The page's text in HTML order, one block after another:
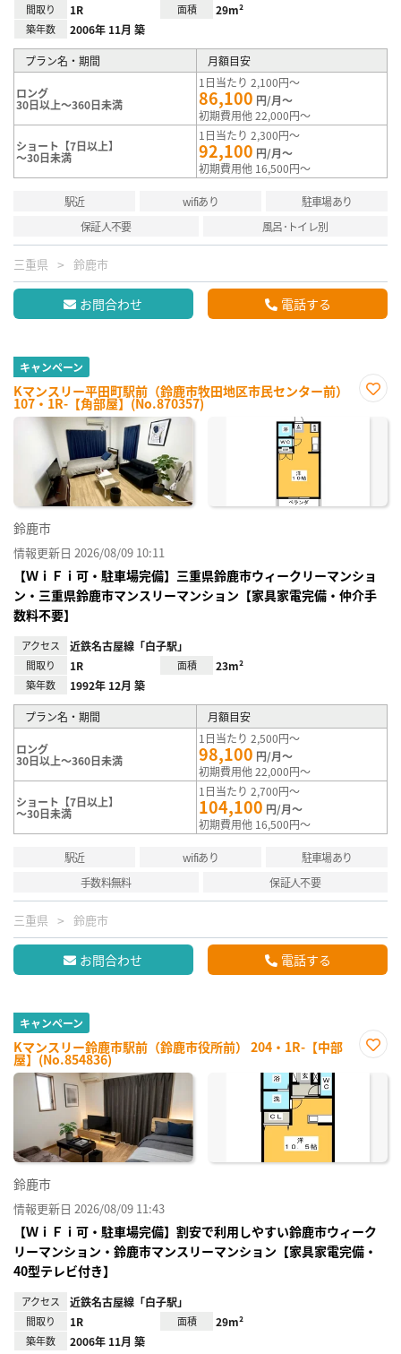
間取り 1R 面積 29m²
築年数 2006年 11月 築
プラン名・期間 月額目安
ロング
30日以上～360日未満
1日当たり 2,100円～
86,100 円/月～
初期費用他 22,000円～
ショート【7日以上】
～30日未満
1日当たり 2,300円～
92,100 円/月～
初期費用他 16,500円～
駅近 wifiあり
駐車場あり
保証人不要
風呂･トイレ別
三重県 鈴鹿市
お問合わせ 電話する
キャンペーン
Kマンスリー平田町駅前（鈴鹿市牧田地区市民センター前）
107・1R-【角部屋】(No.870357)
に入
鈴鹿市
情報更新日 2026/08/09 10:11
【ＷｉＦｉ可・駐車場完備】三重県鈴鹿市ウィークリーマンショ
ン・三重県鈴鹿市マンスリーマンション【家具家電完備・仲介手
数料不要】
アクセス 近鉄名古屋線「白子駅」
間取り 1R 面積 23m²
築年数 1992年 12月 築
プラン名・期間 月額目安
ロング
30日以上～360日未満
1日当たり 2,500円～
98,100 円/月～
初期費用他 22,000円～
ショート【7日以上】
～30日未満
1日当たり 2,700円～
104,100 円/月～
初期費用他 16,500円～
駅近 wifiあり
駐車場あり
手数料無料
保証人不要
三重県 鈴鹿市
お問合わせ 電話する
キャンペーン
Kマンスリー鈴鹿市駅前（鈴鹿市役所前） 204・1R-【中部
屋】(No.854836)
に入
鈴鹿市
情報更新日 2026/08/09 11:43
【ＷｉＦｉ可・駐車場完備】割安で利用しやすい鈴鹿市ウィーク
リーマンション・鈴鹿市マンスリーマンション【家具家電完備・
40型テレビ付き】
アクセス 近鉄名古屋線「白子駅」
間取り 1R 面積 29m²
築年数 2006年 11月 築